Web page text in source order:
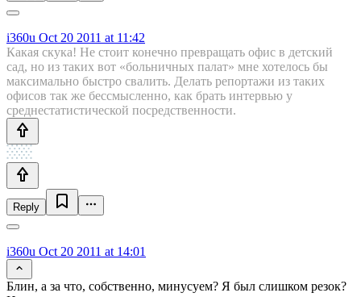
i360u Oct 20 2011 at 11:42
Какая скука! Не стоит конечно превращать офис в детский
сад, но из таких вот «больничных палат» мне хотелось бы
максимально быстро свалить. Делать репортажи из таких
офисов так же бессмысленно, как брать интервью у
среднестатистической посредственности.
Reply
i360u Oct 20 2011 at 14:01
Блин, а за что, собственно, минусуем? Я был слишком резок?